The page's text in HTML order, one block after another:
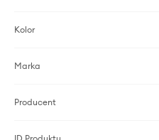
Kolor
Marka
Producent